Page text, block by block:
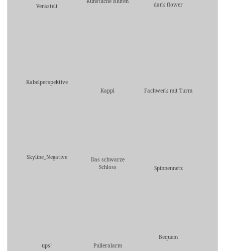
Verästelt dark flower
Kabelperspektive
Kappl
Fachwerk mit Turm
Skyline_Negative
Das schwarze
Schloss
Spinnennetz
ups! Pulleralarm
Bequem